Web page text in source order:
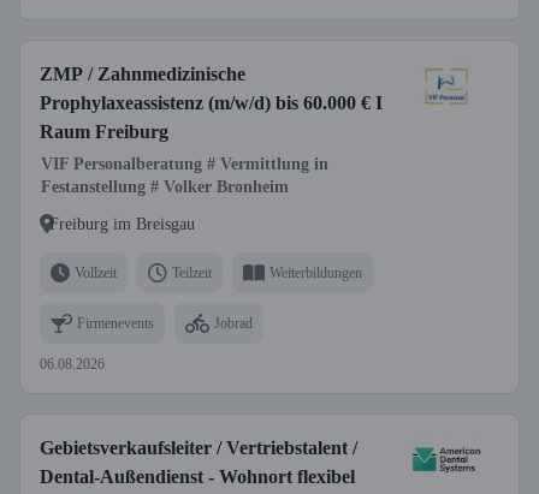
ZMP / Zahnmedizinische
Prophylaxeassistenz (m/w/d) bis 60.000 € I
Raum Freiburg
VIF Personalberatung # Vermittlung in
Festanstellung # Volker Bronheim
Freiburg im Breisgau
Vollzeit Teilzeit Weiterbildungen
Firmenevents Jobrad
06.08.2026
Gebietsverkaufsleiter / Vertriebstalent /
Dental-Außendienst - Wohnort flexibel